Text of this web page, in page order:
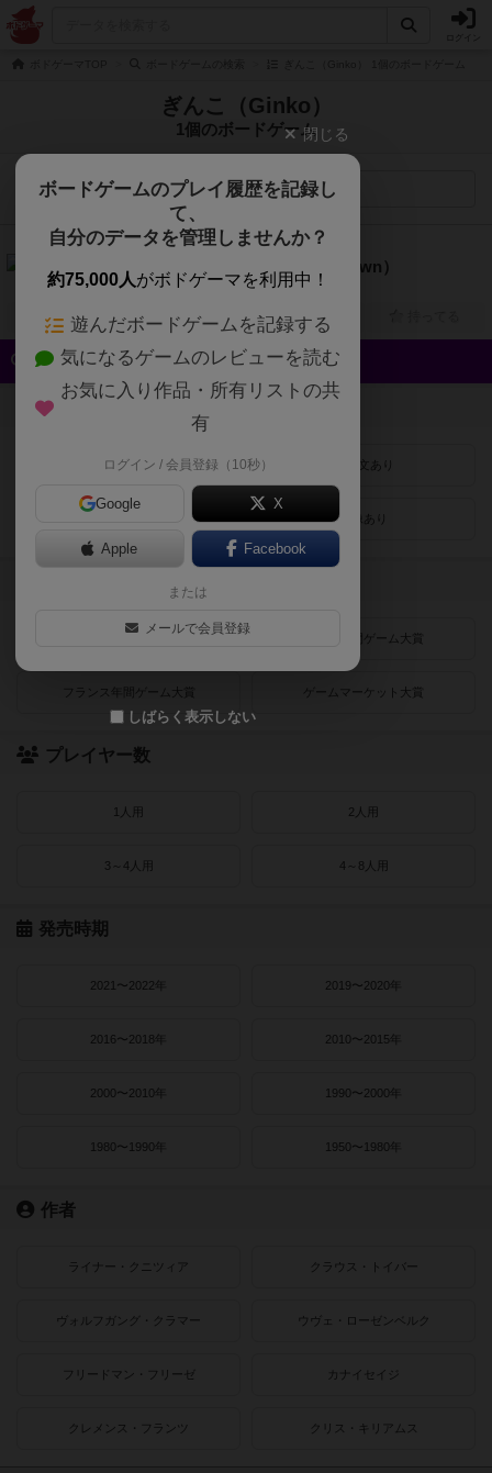
ぎんこ（Ginko）
1個のボードゲーム
検索メニュー
7.0
ハートオブクラウン（Heart of Crown）
2人～4人 20分～40分 12歳～ 2011年～
興味あり 経験あり お気に入り
クイック検索
登録状況
最近登録された順 紹介文あり
画像あり
ドイツゲーム大賞 ドイツ年間ゲーム大賞
フランス年間ゲーム大賞 ゲームマーケット大賞
プレイヤー数
1人用 2人用
3～4人用 4～8人用
発売時期
2021〜2022年 2019〜2020年
2016〜2018年 2010〜2015年
2000〜2010年 1990〜2000年
1980〜1990年 1950〜1980年
作者
ライナー・クニツィア クラウス・トイバー
ヴォルフガング・クラマー ウヴェ・ローゼンベルク
フリードマン・フリーゼ カナイセイジ
クレメンス・フランツ クリス・キリアムス
閉じる
ボードゲームのプレイ履歴を記録し
て、
自分のデータを管理しませんか？
約75,000人がボドゲーマを利用中！
遊んだボードゲームを記録する
気になるゲームのレビューを読む
お気に入り作品・所有リストの共
有
ログイン / 会員登録（10秒）
Google X
Apple Facebook
または
メールで会員登録
しばらく表示しない